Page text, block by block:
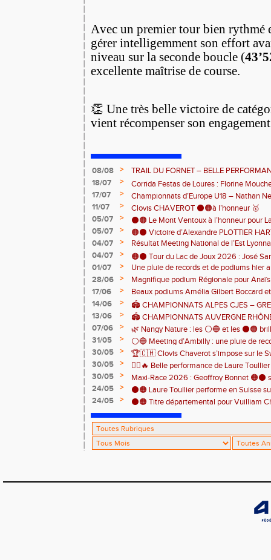
Avec un premier tour bien rythmé
gérer intelligemment son effort
niveau sur la seconde boucle (
excellente maîtrise de course.
👏 Une très belle victoire de
vient récompenser son
08/08 >
TRAIL DU FORNET – BELLE
CHARPENTIER ⚫️🟠 💪
18/07 >
Corrida Festas de Loures : Florine
! 🇵🇹
17/07 >
Championnats d’Europe U18 – Nathan
🇨🇭🏃
11/07 >
Clovis CHAVEROT ⚫️🟠à l’honneur 🥇
05/07
>
⚫️🟠 Le Mont Ventoux à l’honneur pour
05/07
>
🟠⚫️ Victoire d’Alexandre PLOTTIER
– La Garinette ! 🏆👏
04/07 >
Résultat Meeting National de l’Est
04/07
>
🟠⚫️ Tour du Lac de Joux 2026 : José
catégorie ! 🏃‍♂️🏆
01/07 >
Une pluie de records et de podiums hier
clôturer en beauté cette belle saison
28/06 >
Magnifique podium Régionale pour
17/06
>
Beaux podiums Amélia Gilbert Boccard
14/06
>
🏟️ CHAMPIONNATS ALPES CJES –
2026
13/06 >
🏟️ CHAMPIONNATS AUVERGNE
Pontcharra 📅 Samedi 13 juin 2026
07/06 >
🌿 Nangy Nature : les ⚪️🔵 et les ⚫️🟠
31/05
>
⚪️🔵 Meeting d’Ambilly : une pluie de
athlètes de l’EAA ! ⚫️🟠
30/05 >
🏆🇨🇭 Clovis Chaverot s’impose sur le
30/05
>
🏃‍♀️🔥 Belle performance de Laure
! 🔥🏃‍♀️
30/05 >
Maxi-Race 2026 : Geoffroy Bonnet 🟠⚫️
en catégorie M0 sur le Tour du Lac 100
24/05 >
⚫️🟠 Laure Toullier performe en Suisse
24/05
> ⚫️🟠 Titre départemental pour Vuilliam